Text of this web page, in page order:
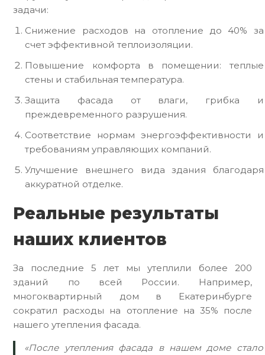
задачи:
Снижение расходов на отопление до 40% за
счет эффективной теплоизоляции.
Повышение комфорта в помещении: теплые
стены и стабильная температура.
Защита фасада от влаги, грибка и
преждевременного разрушения.
Соответствие нормам энергоэффективности и
требованиям управляющих компаний.
Улучшение внешнего вида здания благодаря
аккуратной отделке.
Реальные результаты
наших клиентов
За последние 5 лет мы утеплили более 200
зданий по всей России. Например,
многоквартирный дом в Екатеринбурге
сократил расходы на отопление на 35% после
нашего утепления фасада.
«После утепления фасада в нашем доме стало